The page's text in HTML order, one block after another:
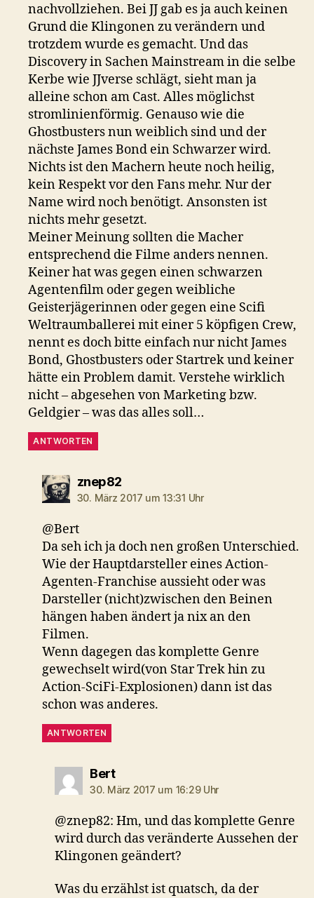
nachvollziehen. Bei JJ gab es ja auch keinen
Grund die Klingonen zu verändern und
trotzdem wurde es gemacht. Und das
Discovery in Sachen Mainstream in die selbe
Kerbe wie JJverse schlägt, sieht man ja
alleine schon am Cast. Alles möglichst
stromlinienförmig. Genauso wie die
Ghostbusters nun weiblich sind und der
nächste James Bond ein Schwarzer wird.
Nichts ist den Machern heute noch heilig,
kein Respekt vor den Fans mehr. Nur der
Name wird noch benötigt. Ansonsten ist
nichts mehr gesetzt.
Meiner Meinung sollten die Macher
entsprechend die Filme anders nennen.
Keiner hat was gegen einen schwarzen
Agentenfilm oder gegen weibliche
Geisterjägerinnen oder gegen eine Scifi
Weltraumballerei mit einer 5 köpfigen Crew,
nennt es doch bitte einfach nur nicht James
Bond, Ghostbusters oder Startrek und keiner
hätte ein Problem damit. Verstehe wirklich
nicht – abgesehen von Marketing bzw.
Geldgier – was das alles soll…
ANTWORTEN
znep82sagt:
30. März 2017 um 13:31 Uhr
@Bert
Da seh ich ja doch nen großen Unterschied.
Wie der Hauptdarsteller eines Action-
Agenten-Franchise aussieht oder was
Darsteller (nicht)zwischen den Beinen
hängen haben ändert ja nix an den
Filmen.
Wenn dagegen das komplette Genre
gewechselt wird(von Star Trek hin zu
Action-SciFi-Explosionen) dann ist das
schon was anderes.
ANTWORTEN
Bertsagt:
30. März 2017 um 16:29 Uhr
@znep82: Hm, und das komplette Genre
wird durch das veränderte Aussehen der
Klingonen geändert?
Was du erzählst ist quatsch, da der